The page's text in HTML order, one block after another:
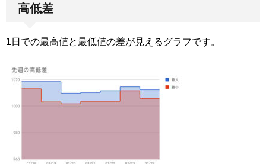
高低差
1日での最高値と最低値の差が見えるグラフです。